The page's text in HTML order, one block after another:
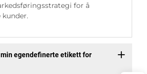
for å
egendefinerte etikett for